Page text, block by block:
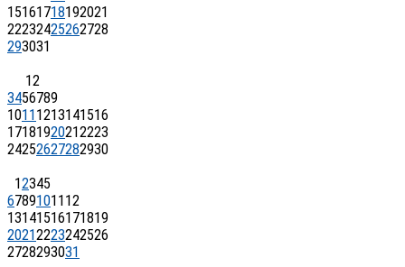
15161718192021
22232425262728
293031
12
3456789
1011 1213141516
17181920212223
24252627282930
12345
67891011 12
13141516171819
20212223242526
2728293031